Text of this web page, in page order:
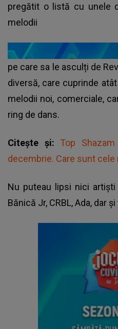
pregătit o listă cu unele
melodii
pe care sa le asculți de
diversă, care cuprinde
melodii noi, comerciale,
ring de dans.
Citește și: Top
decembrie. Care sunt
Nu puteau lipsi nici
Bănică Jr, CRBL, Ada, dar